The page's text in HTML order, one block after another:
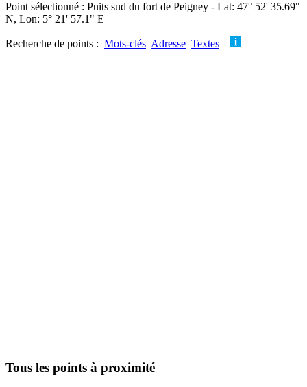
Point sélectionné : Puits sud du fort de Peigney - Lat: 47° 52' 35.69"
N, Lon: 5° 21' 57.1" E
Recherche de points : Mots-clés Adresse Textes
Tous les points à proximité